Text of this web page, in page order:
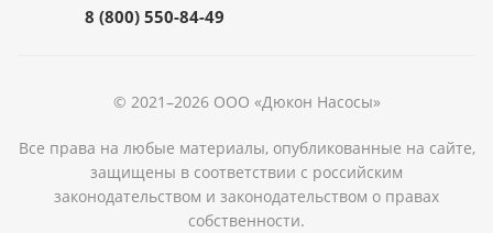
8 (800) 550-84-49
© 2021–2026 ООО «Дюкон Насосы»
Все права на любые материалы, опубликованные на сайте,
защищены в соответствии с российским
законодательством и законодательством о правах
собственности.